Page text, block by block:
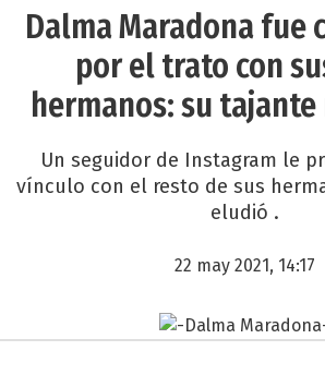
Dalma Maradona fue
por el trato con
hermanos: su
Un seguidor de Instagram le
vínculo con el resto de sus
eludió .
22 may 2021, 14:17